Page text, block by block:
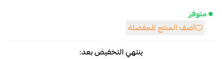
متوفر
أضف المنتج للمفضلة
ينتهي التخفيض بعد: